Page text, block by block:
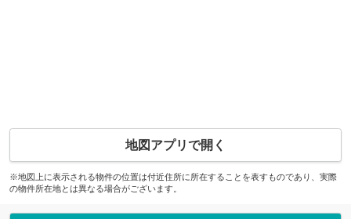
地図アプリで開く
※地図上に表示される物件の位置は付近住所に所在することを表すものであり、実際
の物件所在地とは異なる場合がございます。